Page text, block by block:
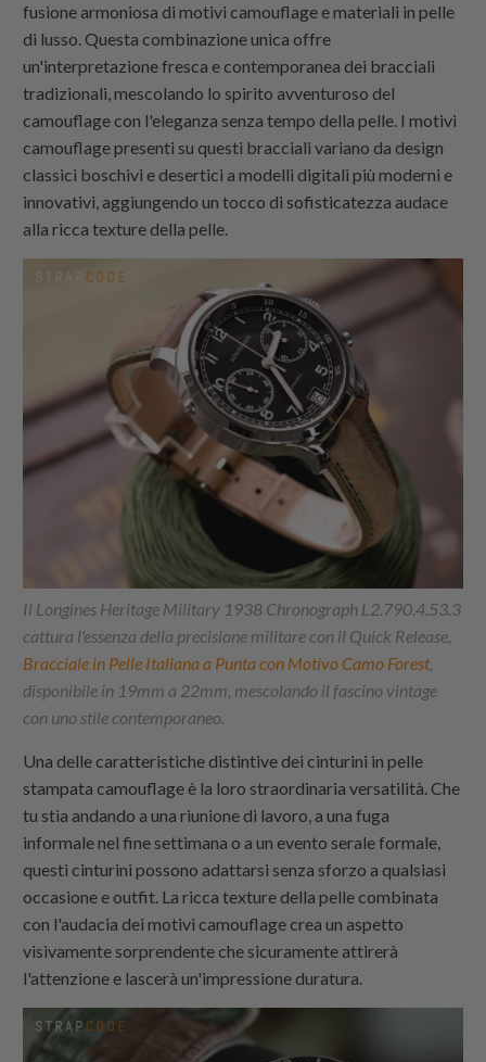
fusione armoniosa di motivi camouflage e materiali in pelle
di lusso. Questa combinazione unica offre
un'interpretazione fresca e contemporanea dei bracciali
tradizionali, mescolando lo spirito avventuroso del
camouflage con l'eleganza senza tempo della pelle. I motivi
camouflage presenti su questi bracciali variano da design
classici boschivi e desertici a modelli digitali più moderni e
innovativi, aggiungendo un tocco di sofisticatezza audace
alla ricca texture della pelle.
Il Longines Heritage Military 1938 Chronograph L2.790.4.53.3
cattura l'essenza della precisione militare con il Quick Release,
Bracciale in Pelle Italiana a Punta con Motivo Camo Forest,
disponibile in 19mm a 22mm, mescolando il fascino vintage
con uno stile contemporaneo.
Una delle caratteristiche distintive dei cinturini in pelle
stampata camouflage è la loro straordinaria versatilità. Che
tu stia andando a una riunione di lavoro, a una fuga
informale nel fine settimana o a un evento serale formale,
questi cinturini possono adattarsi senza sforzo a qualsiasi
occasione e outfit. La ricca texture della pelle combinata
con l'audacia dei motivi camouflage crea un aspetto
visivamente sorprendente che sicuramente attirerà
l'attenzione e lascerà un'impressione duratura.